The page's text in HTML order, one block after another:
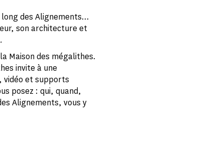
des Alignements…
son architecture et
Maison des mégalithes.
invite à une
vidéo et supports
posez : qui, quand,
Alignements, vous y